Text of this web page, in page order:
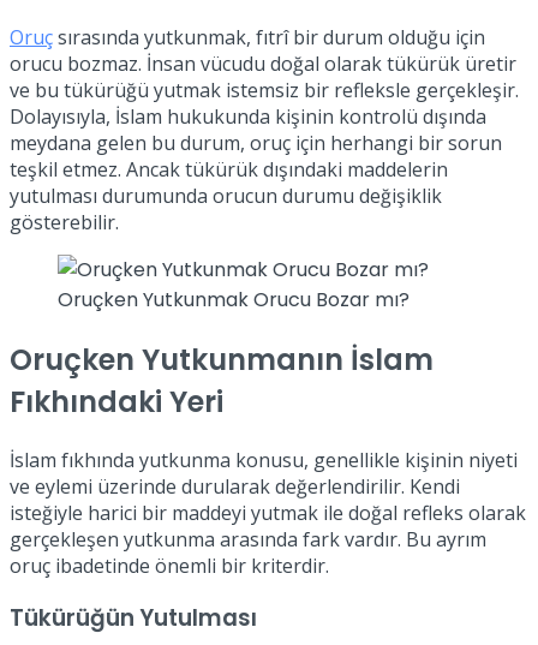
Oruçsırasında yutkunmak, fıtrî bir durum olduğu için
orucu bozmaz. İnsan vücudu doğal olarak tükürük üretir
ve bu tükürüğü yutmak istemsiz bir refleksle gerçekleşir.
Dolayısıyla, İslam hukukunda kişinin kontrolü dışında
meydana gelen bu durum, oruç için herhangi bir sorun
teşkil etmez. Ancak tükürük dışındaki maddelerin
yutulması durumunda orucun durumu değişiklik
gösterebilir.
Oruçken Yutkunmak Orucu Bozar mı?
Oruçken Yutkunmanın İslam
Fıkhındaki Yeri
İslam fıkhında yutkunma konusu, genellikle kişinin niyeti
ve eylemi üzerinde durularak değerlendirilir. Kendi
isteğiyle harici bir maddeyi yutmak ile doğal refleks olarak
gerçekleşen yutkunma arasında fark vardır. Bu ayrım
oruç ibadetinde önemli bir kriterdir.
Tükürüğün Yutulması